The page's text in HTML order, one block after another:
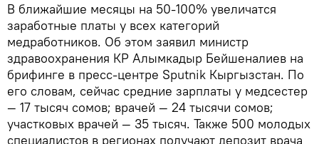
В ближайшие месяцы на 50-100% увеличатся
заработные платы у всех категорий
медработников. Об этом заявил министр
здравоохранения КР Алымкадыр Бейшеналиев на
брифинге в пресс-центре Sputnik Кыргызстан. По
его словам, сейчас средние зарплаты у медсестер
— 17 тысяч сомов; врачей — 24 тысячи сомов;
участковых врачей — 35 тысяч. Также 500 молодых
специалистов в регионах получают депозит врача